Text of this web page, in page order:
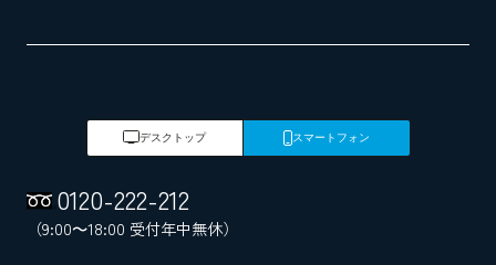
デスクトップ スマートフォン
0120-222-212
（9:00～18:00 受付年中無休）